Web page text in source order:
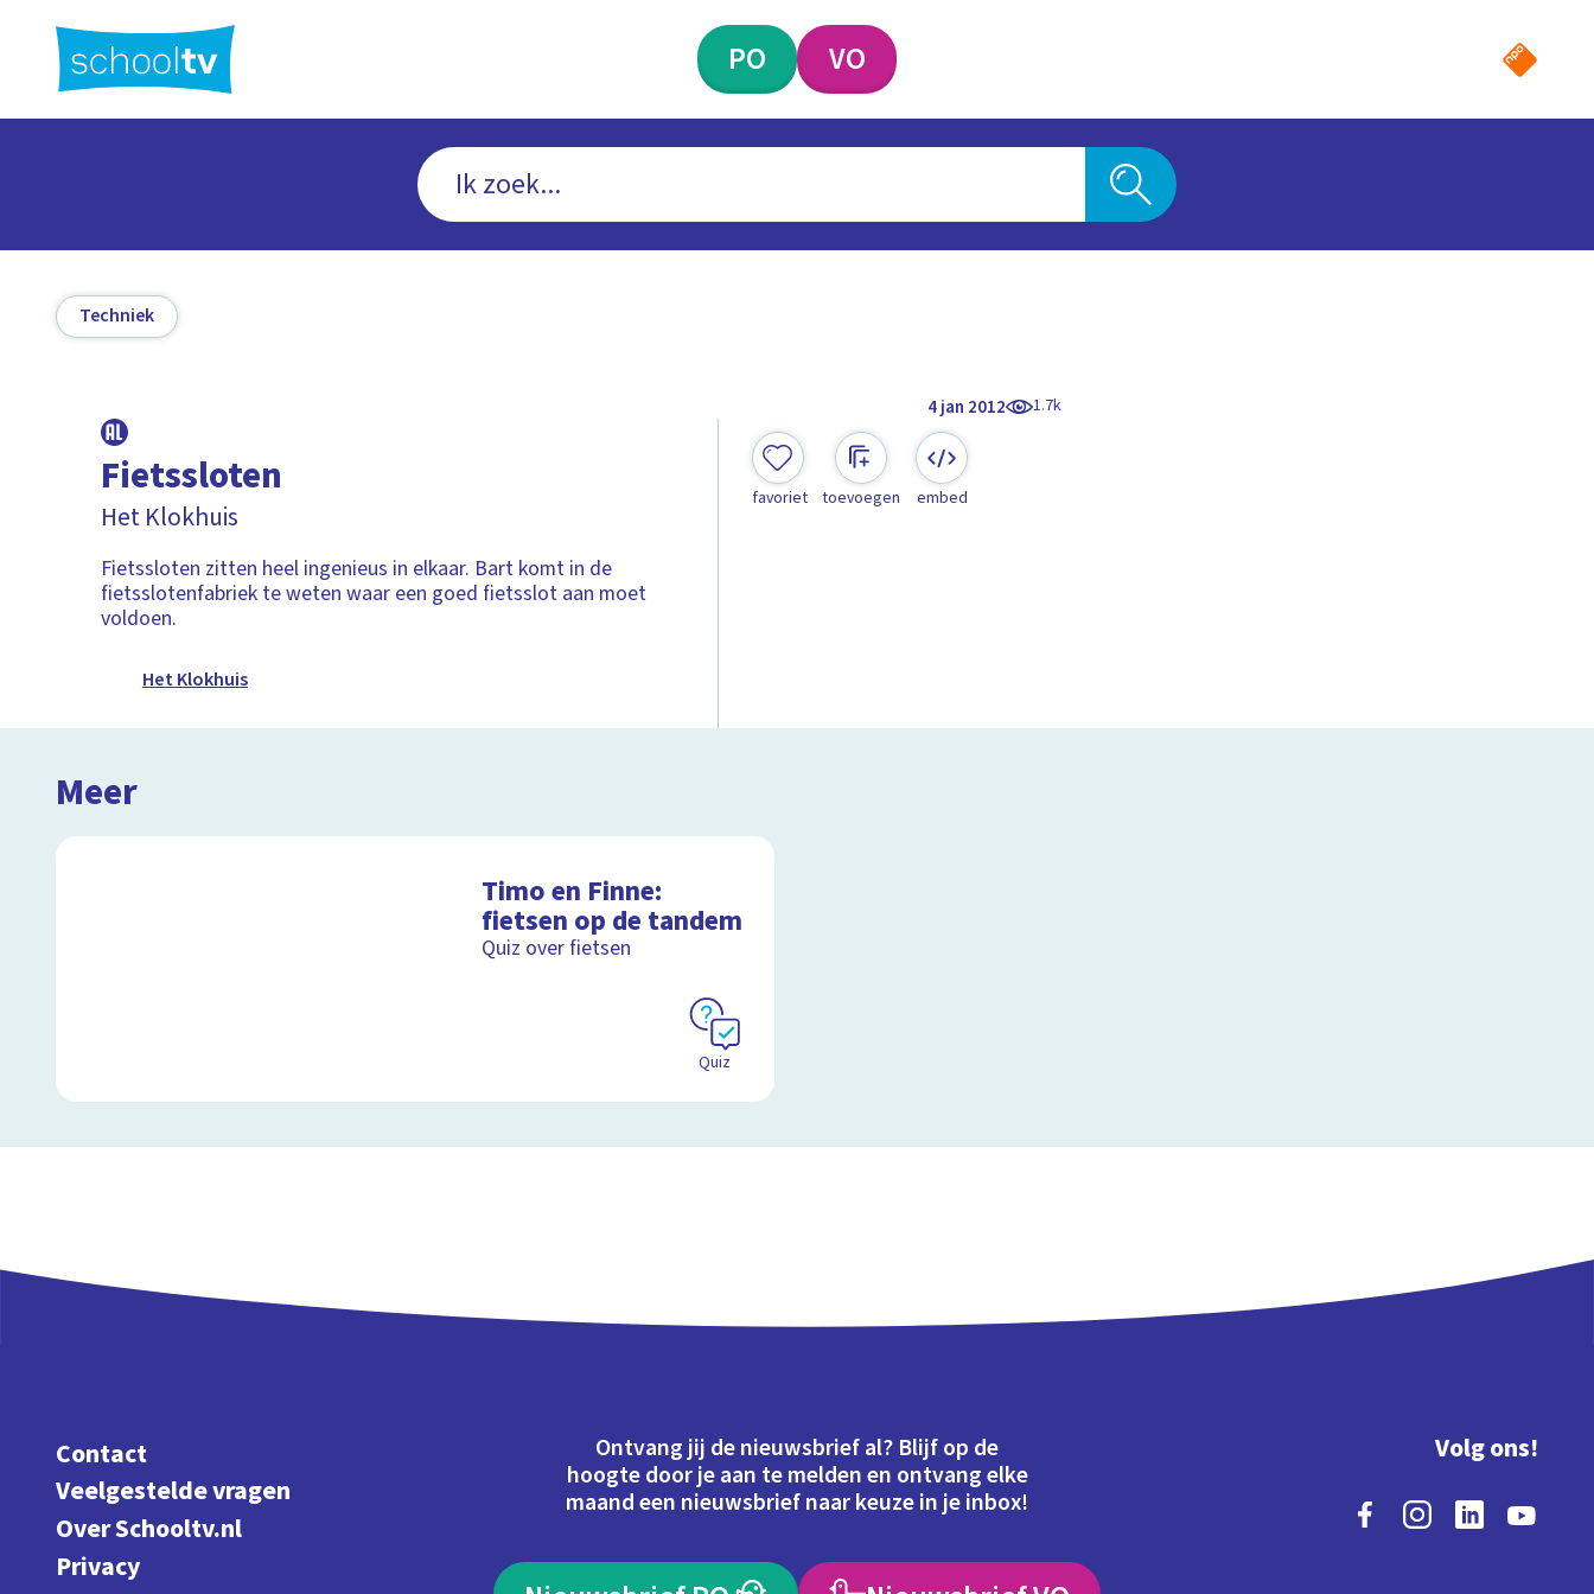
hoofdinhoud
PO VO
Techniek
4 jan 2012 1.7k
Fietssloten
Het Klokhuis
Fietssloten zitten heel ingenieus in elkaar. Bart komt in de
fietsslotenfabriek te weten waar een goed fietsslot aan moet
voldoen.
Het Klokhuis
favoriet toevoegen embed
Meer
Timo en Finne:
fietsen op de tandem
Quiz over fietsen
Quiz
Contact
Veelgestelde vragen
Over Schooltv.nl
Privacy
Ontvang jij de nieuwsbrief al? Blijf op de
hoogte door je aan te melden en ontvang elke
maand een nieuwsbrief naar keuze in je inbox!
Volg ons!